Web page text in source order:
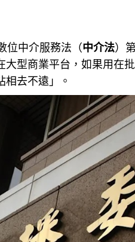
位中介服務法（中介法）
型商業平台，如果用在
去不遠」。